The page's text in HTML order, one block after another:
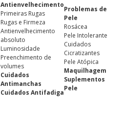
Antienvelhecimento
Primeiras Rugas
Rugas e Firmeza
Antienvelhecimento
absoluto
Luminosidade
Preenchimento de
volumes
Cuidados
Antimanchas
Cuidados Antifadiga
Problemas de
Pele
Rosácea
Pele Intolerante
Cuidados
Cicratizantes
Pele Atópica
Maquilhagem
Suplementos
Pele